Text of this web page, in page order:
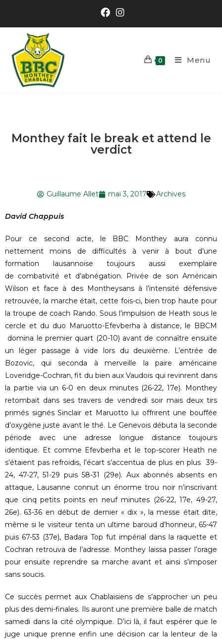
0 Menu
Monthey fait le break et attend le
verdict
Guillaume Allet mai 3, 2017 Archives
David Chappuis
Pour ce second acte, le BBC Monthey aura connu
nettement moins de difficultés à venir à bout d’une
formation lausannoise toujours aussi exemplaire
de combativité et d’abnégation. Privée de son Américain
Wilson et face à des Montheysans à l’intensité défensive
retrouvée, la marche était, cette fois-ci, bien trop haute pour
la troupe de coach Rando. Sous l’impulsion de Heath sous le
cercle et du duo Maruotto-Efevberha à distance, le BBCM
domina le premier quart (20-10) avant de connaître ensuite
un léger passage à vide lors du deuxième. L’entrée de
Bozovic, qui seconda à merveille la paire américaine
Loveridge-Cochran, fit du bien aux Vaudois qui revinrent dans
la partie via un 6-0 en deux minutes (26-22, 17e). Monthey
retombait dans ses travers de vendredi soir mais deux tirs
primés signés Sinclair et Maruotto lui offrirent une bouffée
d’oxygène juste avant le thé. Le Genevois débuta la seconde
période avec une adresse longue distance toujours
identique. Et comme Efevberha et le top-scorer Heath ne
s’étaient pas refroidis, l’écart s’accentua de plus en plus 39-
24, 47-27, 51-29 puis 58-31 (29e). Aux abonnés absents en
attaque, Lausanne connut un énorme trou noir n’inscrivant
que cinq petits points en neuf minutes (26-22, 17e, 49-27,
26e). 63-36 en début de dernier « dix », la messe était dite,
même si le visiteur tenta un ultime baroud d’honneur, 65-47
puis 67-53 (37e), Badara Top fut impérial dans la raquette et
Cochran retrouva de l’adresse. Monthey laissa passer l’orage
pour ensuite reprendre sa marche avant et ainsi s’imposer
sans soucis.
Ce succès permet aux Chablaisiens de s’approcher un peu
plus des demi-finales. Ils auront une première balle de match
samedi dans la cité olympique. D’ici là, il faut espérer que le
juge unique prenne enfin une décision car la lenteur de la